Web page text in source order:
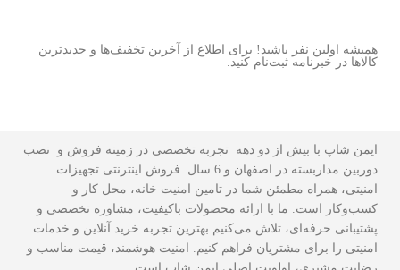
همیشه اولین نفر باشید! برای اطلاع از آخرین تخفیف‌ها و جدیدترین
کالاها در خبرنامه ثبت‌نام کنید.
ایمن شاپ با بیش از دو دهه تجربه تخصصی در زمینه فروش و نصب
دوربین مداربسته در اصفهان و 6 سال فروش اینترنتی تجهیزات
امنیتی، همراه مطمئن شما در تامین امنیت خانه، محل کار و
کسب‌وکار است. ما با ارائه محصولات باکیفیت، مشاوره تخصصی و
پشتیبانی حرفه‌ای، تلاش می‌کنیم بهترین تجربه خرید آنلاین و خدمات
امنیتی را برای مشتریان فراهم کنیم. امنیت هوشمند، قیمت مناسب و
رضایت مشتری، اولویت اصلی ایمن شاپ است.